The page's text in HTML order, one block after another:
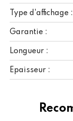
Type d'affichage :
Garantie :
Longueur :
Epaisseur :